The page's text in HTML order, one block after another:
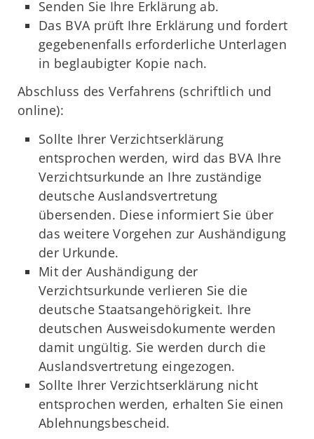
Senden Sie Ihre Erklärung ab.
Das BVA prüft Ihre Erklärung und fordert
gegebenenfalls erforderliche Unterlagen
in beglaubigter Kopie nach.
Abschluss des Verfahrens (schriftlich und
online):
Sollte Ihrer Verzichtserklärung
entsprochen werden, wird das BVA Ihre
Verzichtsurkunde an Ihre zuständige
deutsche Auslandsvertretung
übersenden. Diese informiert Sie über
das weitere Vorgehen zur Aushändigung
der Urkunde.
Mit der Aushändigung der
Verzichtsurkunde verlieren Sie die
deutsche Staatsangehörigkeit. Ihre
deutschen Ausweisdokumente werden
damit ungültig. Sie werden durch die
Auslandsvertretung eingezogen.
Sollte Ihrer Verzichtserklärung nicht
entsprochen werden, erhalten Sie einen
Ablehnungsbescheid.